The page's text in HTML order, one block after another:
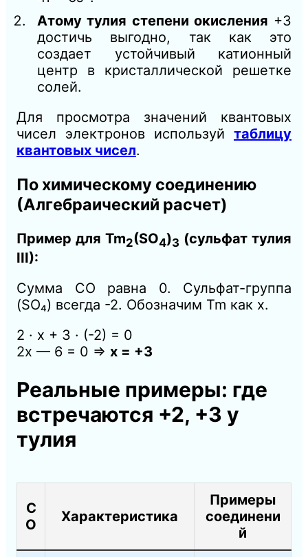
Атому тулия степени окисления +3
достичь выгодно, так как это
создает устойчивый катионный
центр в кристаллической решетке
солей.
Для просмотра значений квантовых
чисел электронов используй таблицу
квантовых чисел.
По химическому соединению
(Алгебраический расчет)
Пример для Tm2(SO4)3 (сульфат тулия
III):
Сумма СО равна 0. Сульфат-группа
(SO₄) всегда -2. Обозначим Tm как x.
2 · x + 3 · (-2) = 0
2x — 6 = 0 ⇒ x = +3
Реальные примеры: где
встречаются +2, +3 у
тулия
С
О
Характеристика
Примеры
соединени
й